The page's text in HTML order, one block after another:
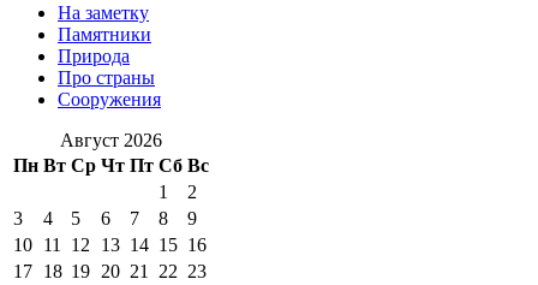
На заметку
Памятники
Природа
Про страны
Сооружения
Август 2026
Пн Вт Ср Чт Пт Сб Вс
1
2
3
4 5 6 7 8
9
10 11 12 13 14 15 16
17 18 19 20 21 22 23